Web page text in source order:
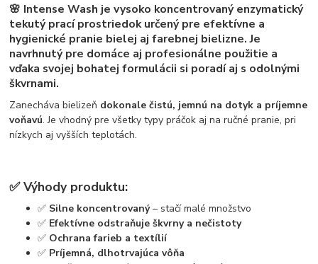
🌸 Intense Wash jevysoko koncentrovaný enzymatický
tekutý prací prostriedokurčený pre efektívne a
hygienické pranie bielej aj farebnej bielizne. Je
navrhnutý pre domáce aj profesionálne použitie a
vďaka svojej bohatej formulácii si poradí aj s odolnými
škvrnami.
Zanecháva bielizeň dokonale čistú, jemnú na dotyk a príjemne
voňavú. Je vhodný pre všetky typy práčok aj na ručné pranie, pri
nízkych aj vyšších teplotách.
✅Výhody produktu:
✅ Silne koncentrovaný– stačí malé množstvo
✅ Efektívne odstraňuje škvrny a nečistoty
✅ Ochrana farieb a textílií
✅ Príjemná, dlhotrvajúca vôňa